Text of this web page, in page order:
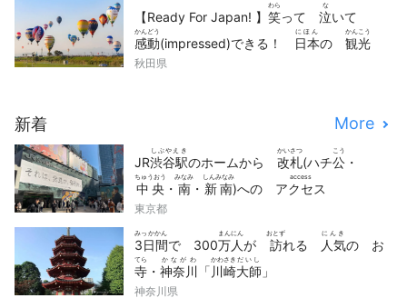
【Ready For Japan! 】 笑
わら
って 泣
な
いて
感動
かんどう
(impressed)できる！ 日本
にほん
の 観光
かんこう
動画
どうが
10
秋田県
新着 More
JR渋谷駅
しぶやえき
のホームから 改札
かいさつ
(ハチ公
こう
・
中央
ちゅうおう
・ 南
みなみ
・ 新南
しんみなみ
)への アクセス
access
東京都
3日間
みっかかん
で 300万人
まんにん
が 訪
おとず
れる 人気
にんき
の お
寺
てら
・ 神奈川
かながわ
「 川崎
かわさき
大師
だいし
」
神奈川県